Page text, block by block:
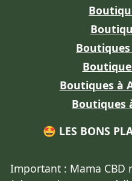
Boutiques à
Boutiques
🤩 LES BONS
Important : Mama CBD